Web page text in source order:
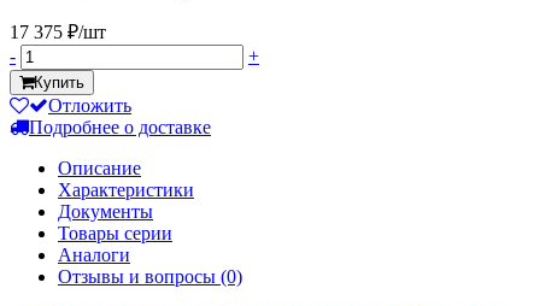
17 375 ₽/шт
-
+
Купить
Отложить
Подробнее о доставке
Описание
Характеристики
Документы
Товары серии
Аналоги
Отзывы и вопросы (0)